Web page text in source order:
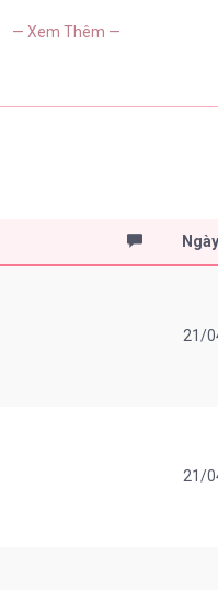
— Xem Thêm —
21/
21/